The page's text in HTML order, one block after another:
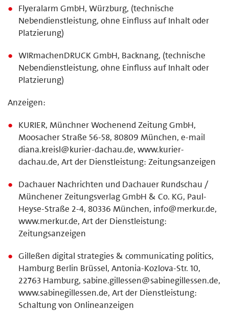
Flyeralarm GmbH, Würzburg, (technische
Nebendienstleistung, ohne Einfluss auf Inhalt oder
Platzierung)
WIRmachenDRUCK GmbH, Backnang, (technische
Nebendienstleistung, ohne Einfluss auf Inhalt oder
Platzierung)
Anzeigen:
KURIER, Münchner Wochenend Zeitung GmbH,
Moosacher Straße 56-58, 80809 München, e-mail
diana.kreisl@kurier-dachau.de, www.kurier-
dachau.de, Art der Dienstleistung: Zeitungsanzeigen
Dachauer Nachrichten und Dachauer Rundschau /
Münchener Zeitungsverlag GmbH & Co. KG, Paul-
Heyse-Straße 2-4, 80336 München, info@merkur.de,
www.merkur.de, Art der Dienstleistung:
Zeitungsanzeigen
Gilleßen digital strategies & communicating politics,
Hamburg Berlin Brüssel, Antonia-Kozlova-Str. 10,
22763 Hamburg, sabine.gillessen@sabinegillessen.de,
www.sabinegillessen.de, Art der Dienstleistung:
Schaltung von Onlineanzeigen